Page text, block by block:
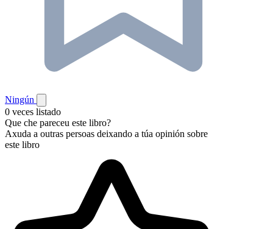
Ningún
0 veces listado
Que che pareceu este libro?
Axuda a outras persoas deixando a túa opinión sobre
este libro